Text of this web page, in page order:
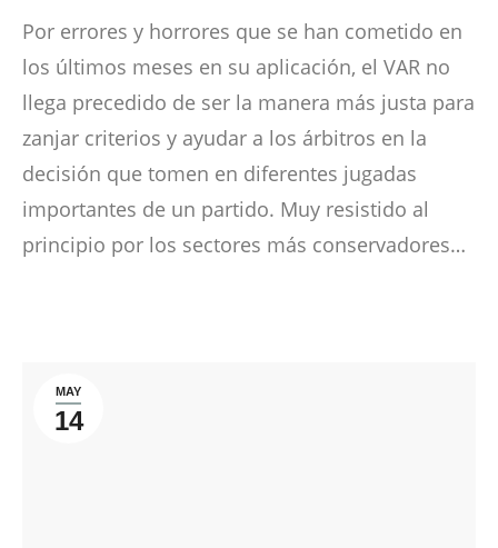
Por errores y horrores que se han cometido en
los últimos meses en su aplicación, el VAR no
llega precedido de ser la manera más justa para
zanjar criterios y ayudar a los árbitros en la
decisión que tomen en diferentes jugadas
importantes de un partido. Muy resistido al
principio por los sectores más conservadores…
MAY
14